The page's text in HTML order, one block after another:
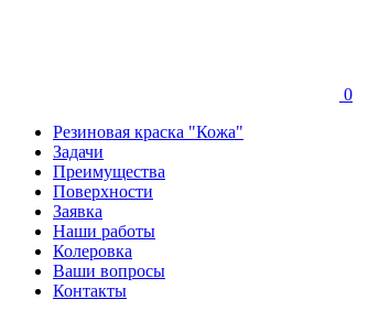
0
Резиновая краска "Кожа"
Задачи
Преимущества
Поверхности
Заявка
Наши работы
Колеровка
Ваши вопросы
Контакты